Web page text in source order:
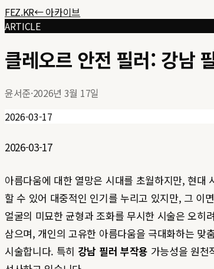
FEZ.KR← 아카이브
ARTICLE
클레오르 안전 필러: 강남
윤서준·2026년 3월 17일
2026-03-17
2026-03-17
아름다움에 대한 열망은 시대를 초월하지만, 현
할 수 있어 대중적인 인기를 누리고 있지만, 그 이
얼굴의 미묘한 균형과 조화를 무시한 시술은 오히
삼으며, 개인의 고유한 아름다움을 극대화하는 맞
시술합니다. 특히 강남 필러 부작용 가능성을 원천